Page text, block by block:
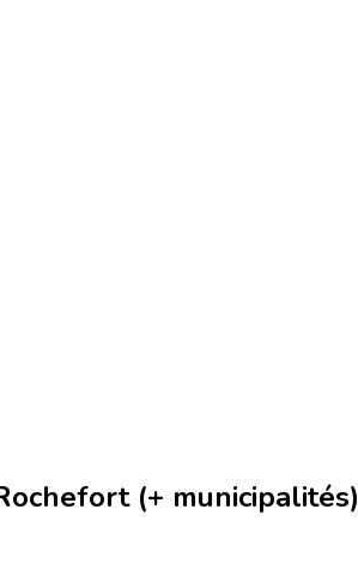
(+ municipalités)